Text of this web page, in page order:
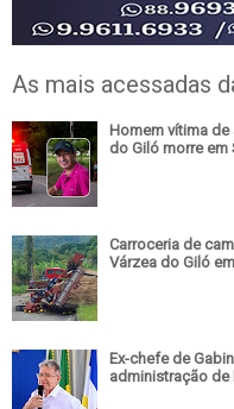
As mais acessadas
Homem vítima de
do Giló morre em
Carroceria de
Várzea do Giló
Ex-chefe de
administração de